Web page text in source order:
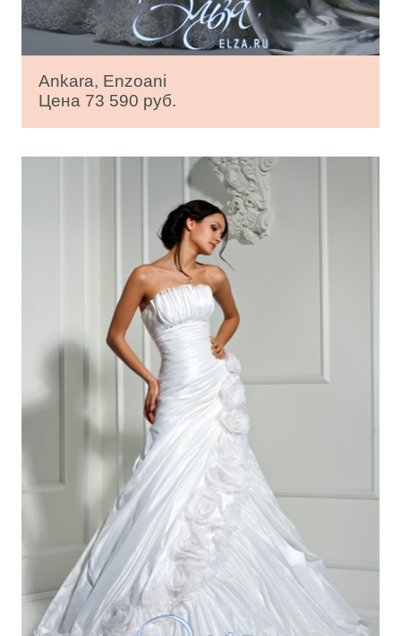
Ankara, Enzoani
Цена 73 590 руб.